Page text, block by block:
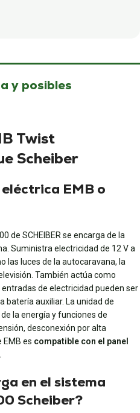
y posibles
Twist
Scheiber
EMB o
de SCHEIBER se encarga de la
Suministra electricidad de 12 V a
las luces de la autocaravana, la
También actúa como
de electricidad pueden ser
batería auxiliar. La unidad de
la energía y funciones de
desconexión por alta
es compatible con el panel
en el sistema
Scheiber?